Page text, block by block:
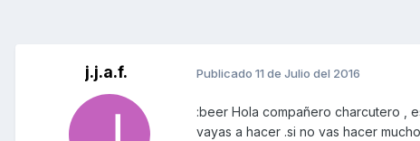
j.j.a.f. Publicado 11 de Julio del 2016
:beer Hola compañero charcutero ,
vayas a hacer .si no vas hacer